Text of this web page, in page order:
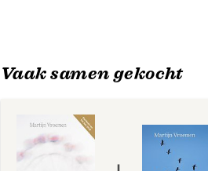
Vaak samen gekocht